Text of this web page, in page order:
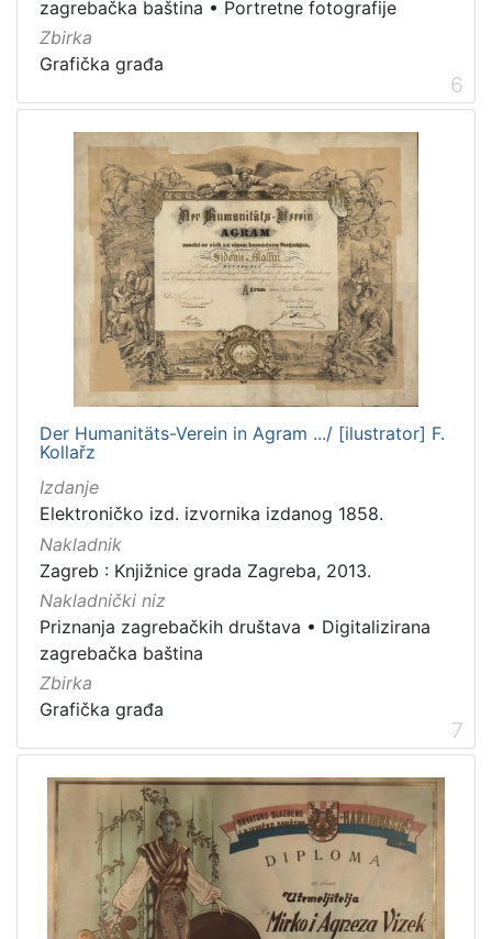
zagrebačka baština • Portretne fotografije
Zbirka
Grafička građa
6
Der Humanitäts-Verein in Agram .../ [ilustrator] F.
Kollařz
Izdanje
Elektroničko izd. izvornika izdanog 1858.
Nakladnik
Zagreb : Knjižnice grada Zagreba, 2013.
Nakladnički niz
Priznanja zagrebačkih društava • Digitalizirana
zagrebačka baština
Zbirka
Grafička građa
7